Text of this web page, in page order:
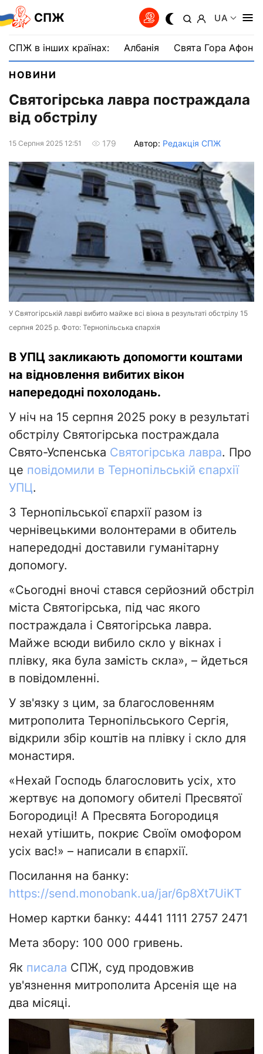
СПЖ UA
СПЖ в інших країнах: Албанія Свята Гора Афон
НОВИНИ
Святогірська лавра постраждала
від обстрілу
15 Серпня 2025 12:51 179 Автор: Редакція СПЖ
У Святогірській лаврі вибито майже всі вікна в результаті обстрілу 15
серпня 2025 р. Фото: Тернопільська єпархія
В УПЦ закликають допомогти коштами
на відновлення вибитих вікон
напередодні похолодань.
У ніч на 15 серпня 2025 року в результаті
обстрілу Святогірська постраждала
Свято-Успенська Святогірська лавра. Про
це повідомили в Тернопільській єпархії
УПЦ.
З Тернопільської єпархії разом із
чернівецькими волонтерами в обитель
напередодні доставили гуманітарну
допомогу.
«Сьогодні вночі стався серйозний обстріл
міста Святогірська, під час якого
постраждала і Святогірська лавра.
Майже всюди вибило скло у вікнах і
плівку, яка була замість скла», – йдеться
в повідомленні.
У зв'язку з цим, за благословенням
митрополита Тернопільського Сергія,
відкрили збір коштів на плівку і скло для
монастиря.
«Нехай Господь благословить усіх, хто
жертвує на допомогу обителі Пресвятої
Богородиці! А Пресвята Богородиця
нехай утішить, покриє Своїм омофором
усіх вас!» – написали в єпархії.
Посилання на банку:
https://send.monobank.ua/jar/6p8Xt7UiKT
Номер картки банку: 4441 1111 2757 2471
Мета збору: 100 000 гривень.
Як писала СПЖ, суд продовжив
ув'язнення митрополита Арсенія ще на
два місяці.